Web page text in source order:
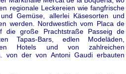
regionale Leckereien wie fangfrische
Gemüse, allerlei Käsesorten und
werden. Nordwestlich vom Placa de
die große Prachtstraße Passeig de
Tapas-Bars, edlen Modeläden,
Hotels und von zahlreichen
von der von Antoni Gaudi erbauten